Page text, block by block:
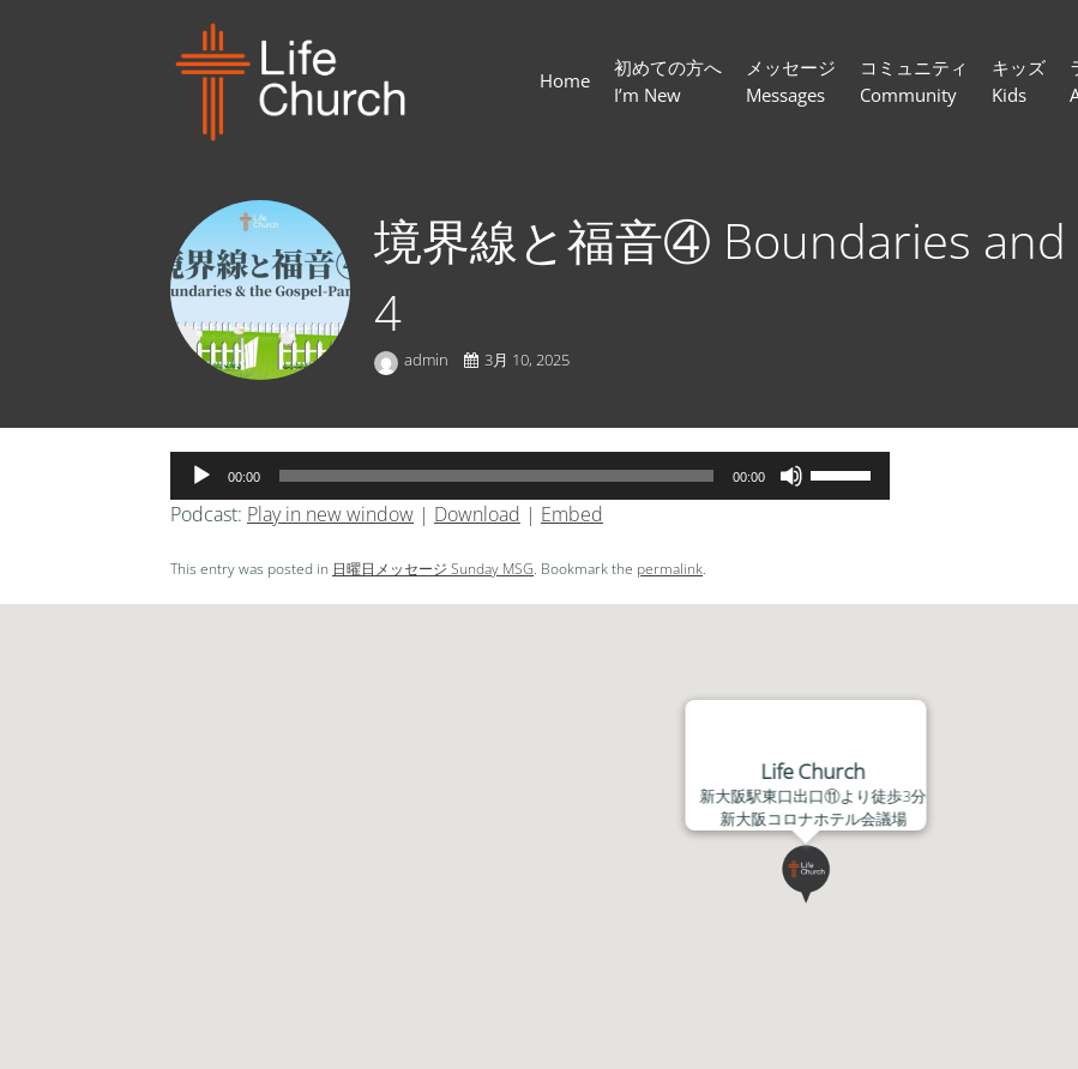
Home
初めての方へ
I’m New
メッセージ
Messages
コミュニティ
Community
キッズ
Kids
境界線と福音④ Boundaries and
4
admin 3月 10, 2025
声
プ
ー
ヤ
00:00 00:00
調
は
矢
印
キ
ー
を
Podcast: Play in new window | Download | Embed
This entry was posted in 日曜日メッセージ Sunday MSG. Bookmark the permalink.
Life Church
新大阪駅東口出口⑪より徒歩3分
新大阪コロナホテル会議場